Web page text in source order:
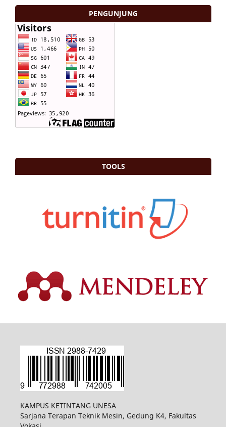
PENGUNJUNG
TOOLS
KAMPUS KETINTANG UNESA
Sarjana Terapan Teknik Mesin, Gedung K4, Fakultas